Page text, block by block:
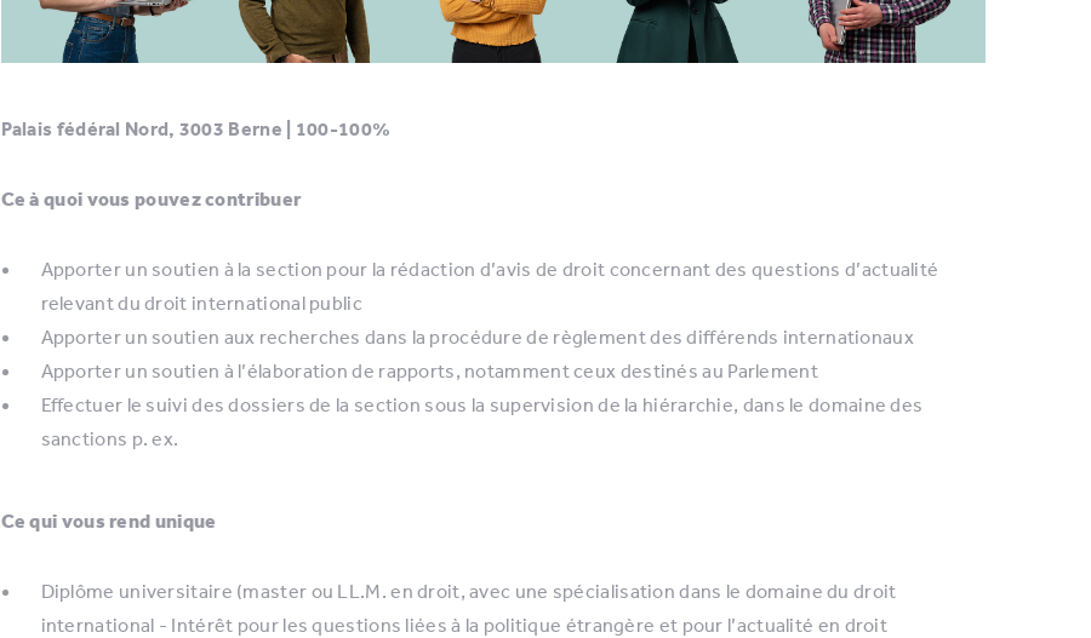
Palais fédéral Nord, 3003 Berne | 100-100%
Ce à quoi vous pouvez contribuer
Apporter un soutien à la section pour la rédaction d’avis de droit concernant des questions d’actualité
relevant du droit international public
Apporter un soutien aux recherches dans la procédure de règlement des différends internationaux
Apporter un soutien à l’élaboration de rapports, notamment ceux destinés au Parlement
Effectuer le suivi des dossiers de la section sous la supervision de la hiérarchie, dans le domaine des
sanctions p. ex.
Ce qui vous rend unique
Diplôme universitaire (master ou LL.M. en droit, avec une spécialisation dans le domaine du droit
international - Intérêt pour les questions liées à la politique étrangère et pour l’actualité en droit